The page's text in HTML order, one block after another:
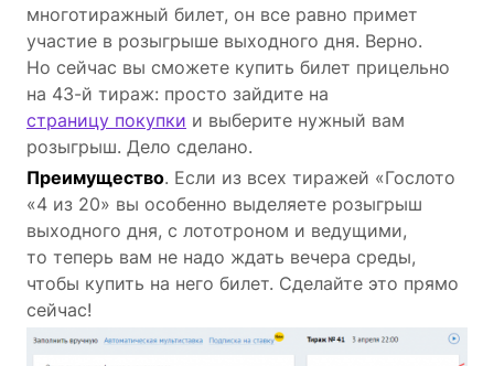
многотиражный билет, он все равно примет
участие в розыгрыше выходного дня. Верно.
Но сейчас вы сможете купить билет прицельно
на 43-й тираж: просто зайдите на
страницу покупки и выберите нужный вам
розыгрыш. Дело сделано.
Преимущество. Если из всех тиражей «Гослото
«4 из 20» вы особенно выделяете розыгрыш
выходного дня, с лототроном и ведущими,
то теперь вам не надо ждать вечера среды,
чтобы купить на него билет. Сделайте это прямо
сейчас!